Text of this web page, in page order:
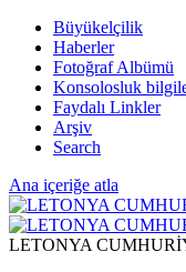
Büyükelçilik
Haberler
Fotoğraf Albümü
Konsolosluk
Faydalı Linkler
Arşiv
Search
Ana içeriğe atla
LETONYA